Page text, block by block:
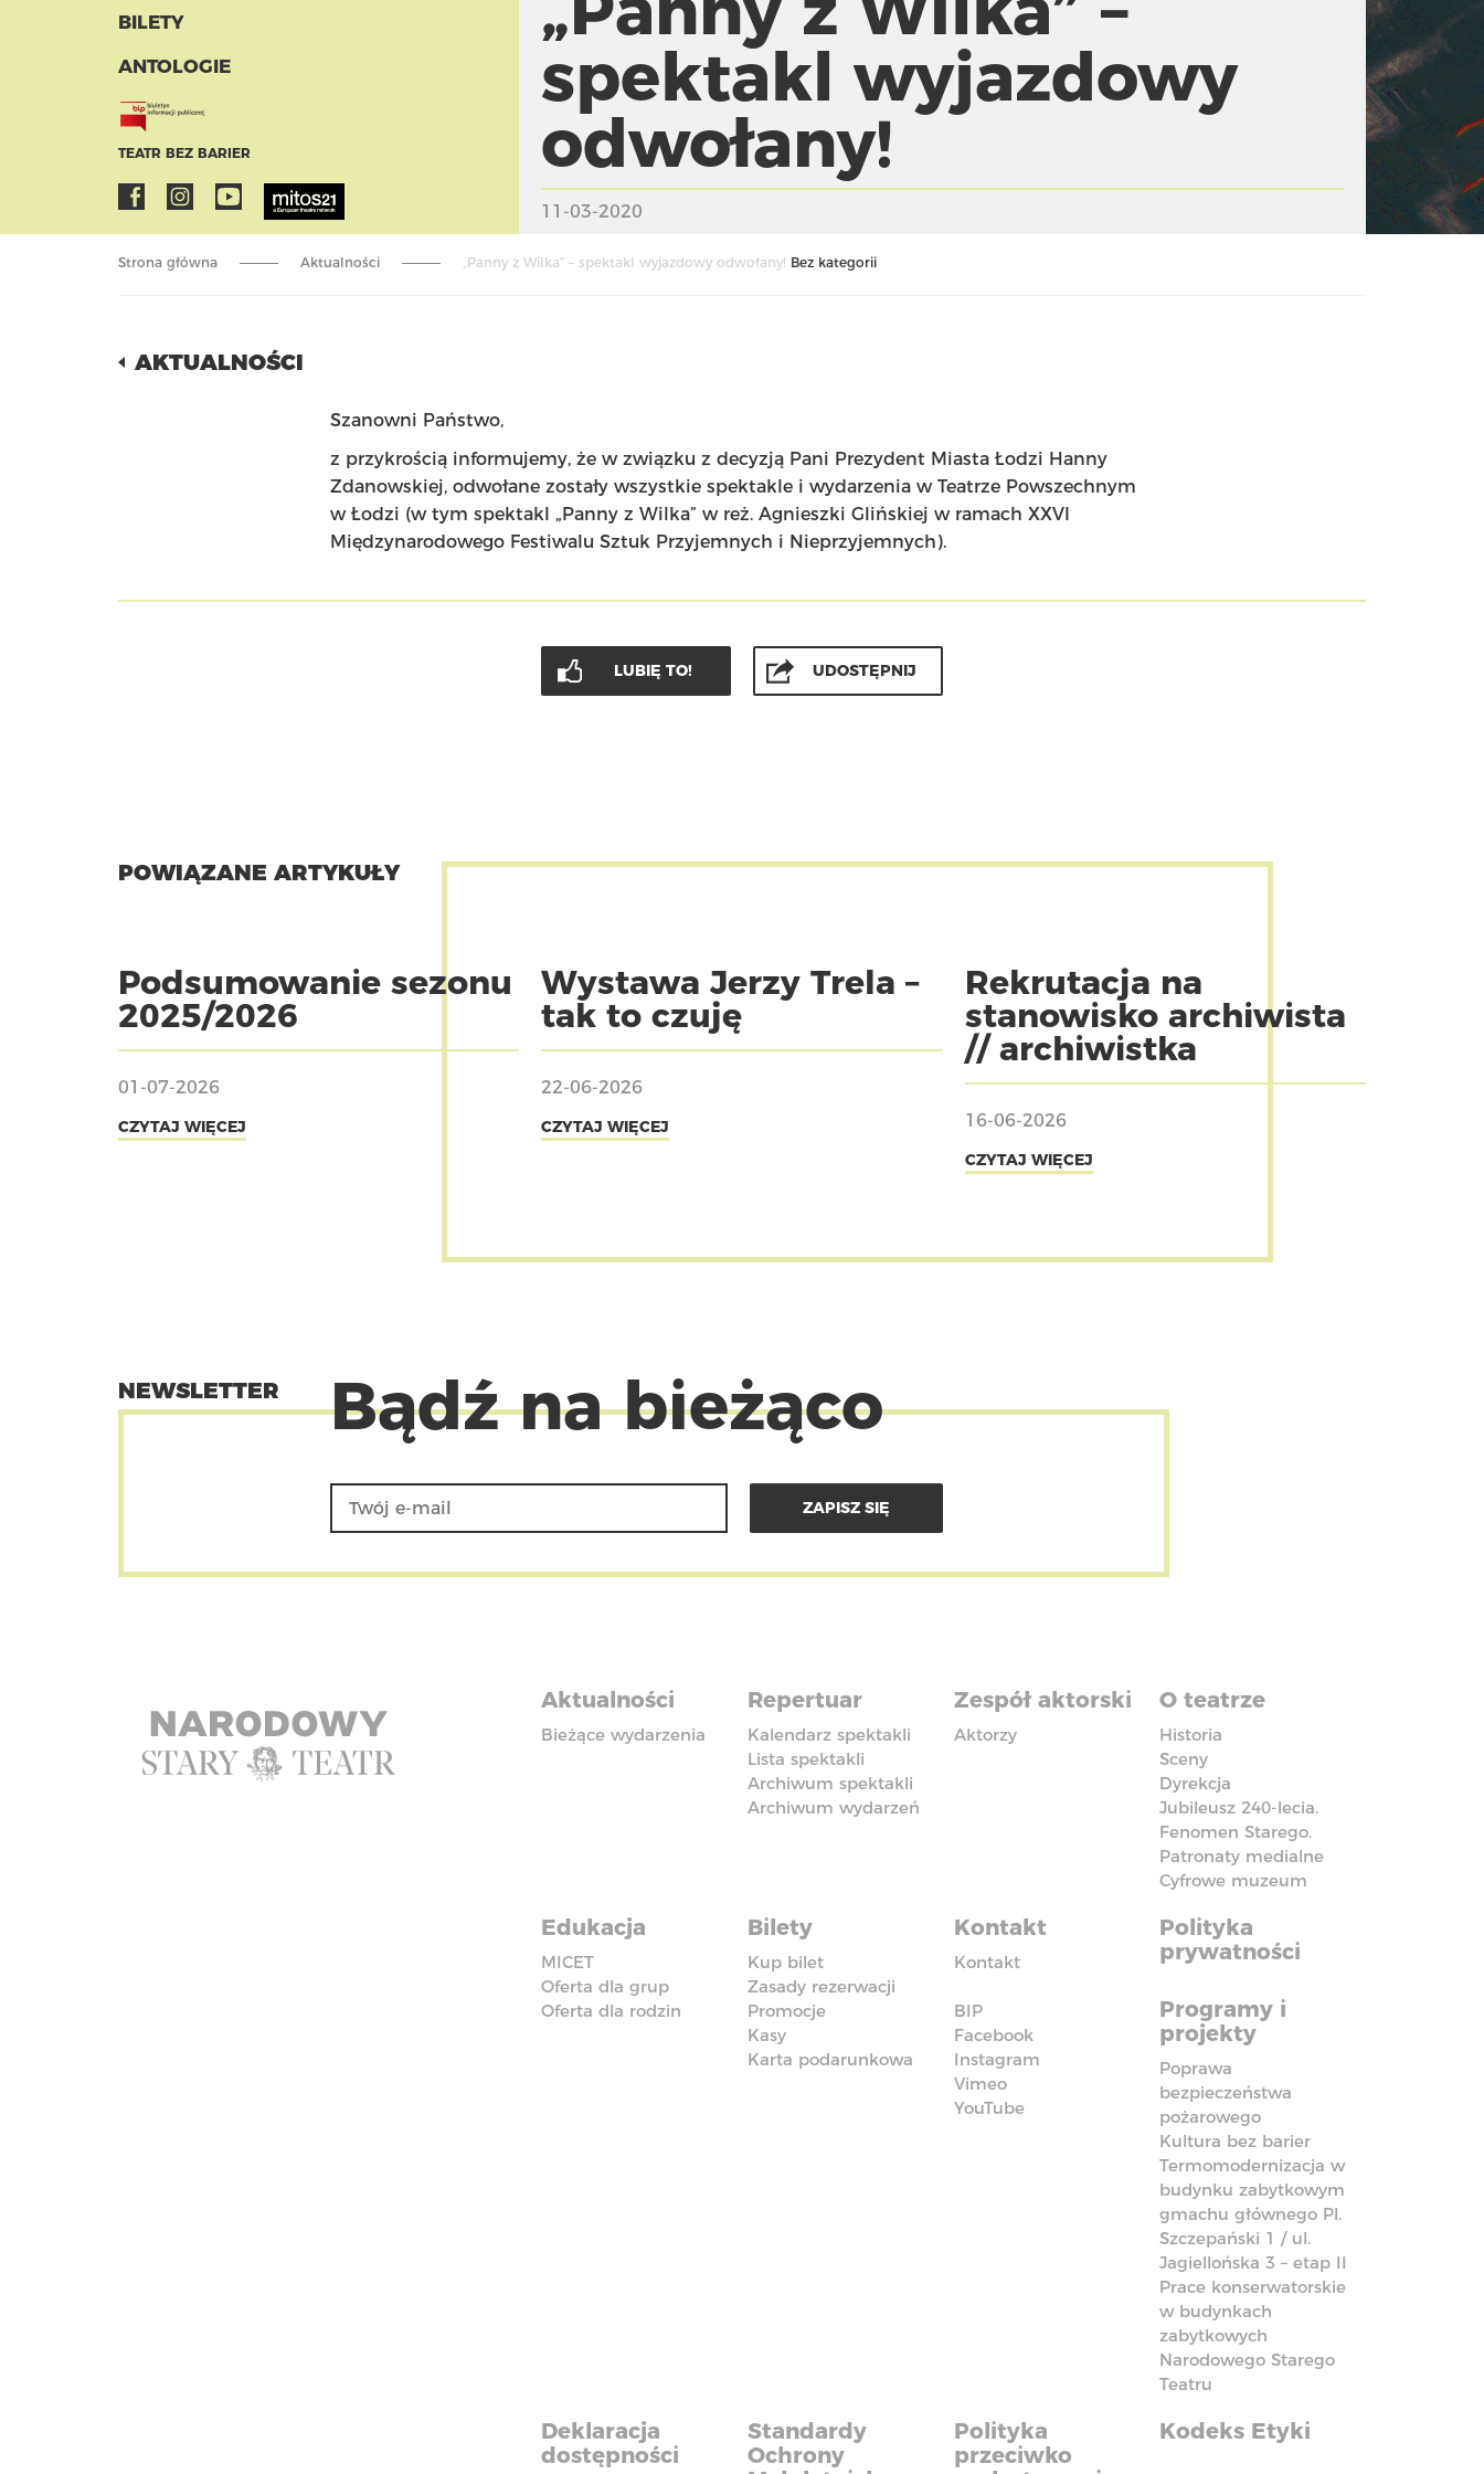
BILETY
ANTOLOGIE
TEATR BEZ BARIER
spektakl wyjazdowy
odwołany!
11-03-2020
Strona główna Bez kategorii
Aktualności „Panny z Wilka” – spektakl wyjazdowy odwołany!
AKTUALNOŚCI
Szanowni Państwo,
z przykrością informujemy, że w związku z decyzją Pani Prezydent Miasta Łodzi Hanny
Zdanowskiej, odwołane zostały wszystkie spektakle i wydarzenia w Teatrze Powszechnym
w Łodzi (w tym spektakl „Panny z Wilka” w reż. Agnieszki Glińskiej w ramach XXVI
Międzynarodowego Festiwalu Sztuk Przyjemnych i Nieprzyjemnych).
LUBIĘ TO! UDOSTĘPNIJ
POWIĄZANE ARTYKUŁY
Podsumowanie sezonu
2025/2026
01-07-2026
CZYTAJ WIĘCEJ
Wystawa Jerzy Trela –
tak to czuję
22-06-2026
CZYTAJ WIĘCEJ
Rekrutacja na
stanowisko archiwista
// archiwistka
16-06-2026
CZYTAJ WIĘCEJ
NEWSLETTER Bądź na bieżąco
Aktualności
Bieżące wydarzenia
Repertuar
Kalendarz spektakli
Lista spektakli
Archiwum spektakli
Archiwum wydarzeń
Zespół aktorski
Aktorzy
O teatrze
Historia
Sceny
Dyrekcja
Jubileusz 240-lecia.
Fenomen Starego.
Patronaty medialne
Cyfrowe muzeum
Edukacja
MICET
Oferta dla grup
Oferta dla rodzin
Bilety
Kup bilet
Zasady rezerwacji
Promocje
Kasy
Karta podarunkowa
Kontakt
Kontakt
BIP
Facebook
Instagram
Vimeo
YouTube
Polityka
prywatności
Programy i
projekty
Poprawa
bezpieczeństwa
pożarowego
Kultura bez barier
Termomodernizacja w
budynku zabytkowym
gmachu głównego Pl.
Szczepański 1 / ul.
Jagiellońska 3 – etap II
Prace konserwatorskie
w budynkach
zabytkowych
Narodowego Starego
Teatru
Deklaracja
dostępności
Standardy
Ochrony
Polityka
przeciwko
Kodeks Etyki